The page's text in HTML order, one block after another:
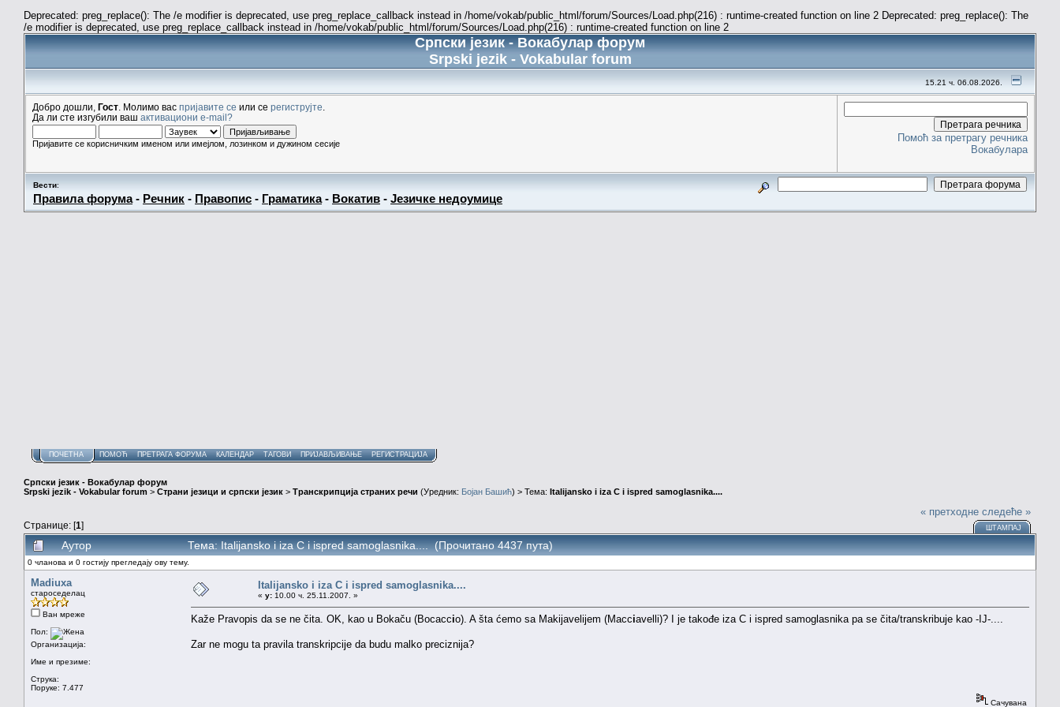
Deprecated: preg_replace(): The /e modifier is deprecated, use preg_replace_callback instead in /home/vokab/public_html/forum/Sources/Load.php(216) : runtime-created function on line 2 Deprecated: preg_replace(): The
/e modifier is deprecated, use preg_replace_callback instead in /home/vokab/public_html/forum/Sources/Load.php(216) : runtime-created function on line 2
Српски језик - Вокабулар форум
Srpski jezik - Vokabular forum
15.21 ч. 06.08.2026.
Добро дошли, Гост . Молимо вас пријавите се или се региструјте
Да ли сте изгубили ваш активациони e-mail?
Пријавите се корисничким именом или имејлом, лозинком и дужином сесије
Помоћ за претрагу речника
Вокабулара
Вести:
Правила форума- Речник - Правопис - Граматика- Вокатив - Језичке недоумице
ПОЧЕТНА ПОМОЋ ПРЕТРАГА ФОРУМА КАЛЕНДАР ТАГОВИ ПРИЈАВЉИВАЊЕ РЕГИСТРАЦИЈА
Српски језик - Вокабулар форум
Srpski jezik - Vokabular forum > Страни језици и српски језик > Транскрипција страних речи (Уредник: Бојан Башић) > Тема: Italijansko i iza C i ispred samoglasnika....
Странице: [1]
« претходне следеће »
ШТАМПАЈ
Аутор Тема: Italijansko i iza C i ispred samoglasnika.... (Прочитано 4437 пута)
0 чланова и 0 гостију прегледају ову тему.
Madiuxa
староседелац
Ван мреже
Пол:
Организација:
Име и презиме:
Струка:
Поруке: 7.477
Italijansko i iza C i ispred samoglasnika....
« у: 10.00 ч. 25.11.2007. »
Kaže Pravopis da se ne čita. OK, kao u Bokaču (Bocaccio). A šta ćemo sa Makijavelijem (Macciavelli)? I je takođe iza C i ispred samoglasnika pa se čita/transkribuje kao -IJ-....
Zar ne mogu ta pravila transkripcije da budu malko preciznija?
Сачувана